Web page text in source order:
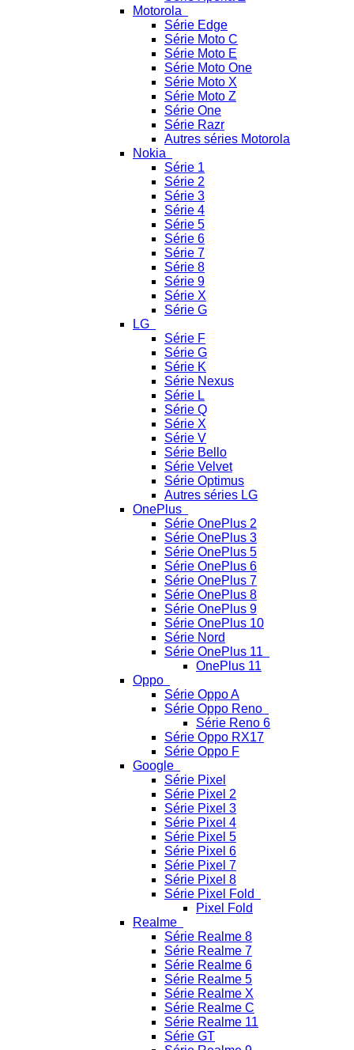
Motorola
Série Edge
Série Moto C
Série Moto E
Série Moto One
Série Moto X
Série Moto Z
Série One
Série Razr
Autres séries Motorola
Nokia
Série 1
Série 2
Série 3
Série 4
Série 5
Série 6
Série 7
Série 8
Série 9
Série X
Série G
LG
Série F
Série G
Série K
Série Nexus
Série L
Série Q
Série X
Série V
Série Bello
Série Velvet
Série Optimus
Autres séries LG
OnePlus
Série OnePlus 2
Série OnePlus 3
Série OnePlus 5
Série OnePlus 6
Série OnePlus 7
Série OnePlus 8
Série OnePlus 9
Série OnePlus 10
Série Nord
Série OnePlus 11
OnePlus 11
Oppo
Série Oppo A
Série Oppo Reno
Série Reno 6
Série Oppo RX17
Série Oppo F
Google
Série Pixel
Série Pixel 2
Série Pixel 3
Série Pixel 4
Série Pixel 5
Série Pixel 6
Série Pixel 7
Série Pixel 8
Série Pixel Fold
Pixel Fold
Realme
Série Realme 8
Série Realme 7
Série Realme 6
Série Realme 5
Série Realme X
Série Realme C
Série Realme 11
Série GT